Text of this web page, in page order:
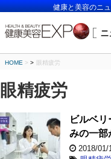
健康と美容のニ
HOME > 眼精疲労
眼精疲労
ビルベ
みの一部
2018/01/